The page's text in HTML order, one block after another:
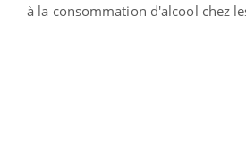
à la consommation d'alcool chez